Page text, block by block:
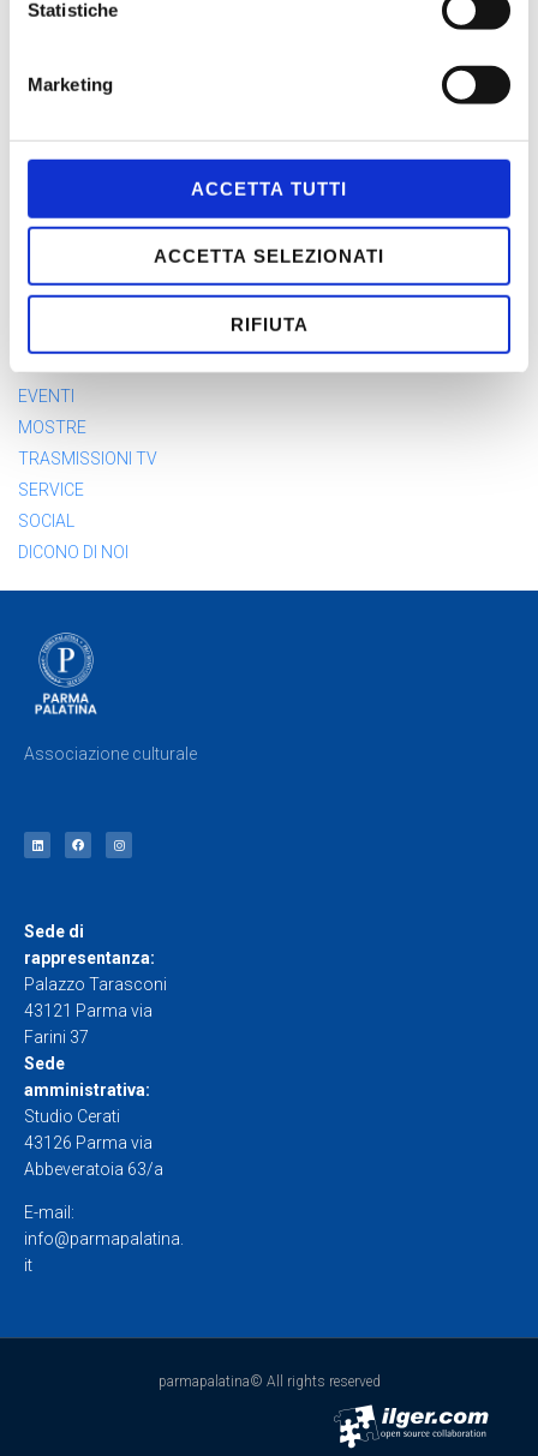
Statistiche
Marketing
ACCETTA TUTTI
ACCETTA SELEZIONATI
RIFIUTA
DEDALO
MENÙ
SCOPI
EVENTI
MOSTRE
TRASMISSIONI TV
SERVICE
SOCIAL
DICONO DI NOI
Associazione culturale
Sede di
rappresentanza:
Palazzo Tarasconi
43121 Parma via
Farini 37
Sede
amministrativa:
Studio Cerati
43126 Parma via
Abbeveratoia 63/a
E-mail:
info@parmapalatina.
it
parmapalatina© All rights reserved